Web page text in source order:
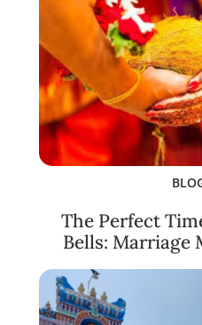
The Perfect
Bells: Marriage